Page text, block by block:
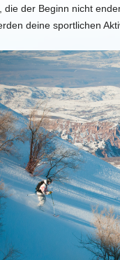
die der Beginn nicht
deine sportlichen